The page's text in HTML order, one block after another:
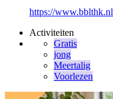
https://www.bblthk.nl
Activiteiten
Gratis
jong
Meertalig
Voorlezen